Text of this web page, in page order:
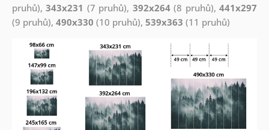
pruhů),343x231 (7 pruhů), 392x264(8 pruhů),441x297
(9 pruhů), 490x330 (10 pruhů), 539x363 (11 pruhů)